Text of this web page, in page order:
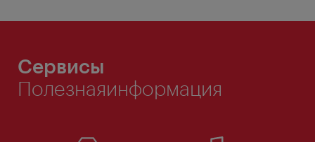
Сервисы
Полезнаяинформация